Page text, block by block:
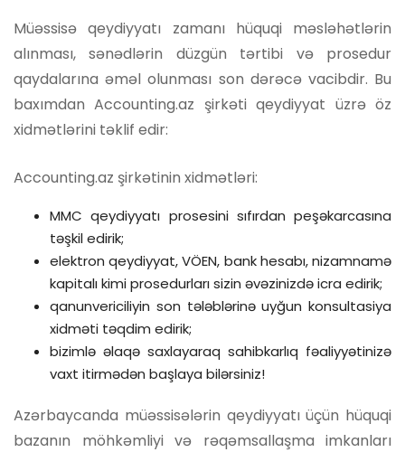
Müəssisə qeydiyyatı zamanı hüquqi məsləhətlərin
alınması, sənədlərin düzgün tərtibi və prosedur
qaydalarına əməl olunması son dərəcə vacibdir. Bu
baxımdan Accounting.az şirkəti qeydiyyat üzrə öz
xidmətlərini təklif edir:
Accounting.az şirkətinin xidmətləri:
MMC qeydiyyatı prosesini sıfırdan peşəkarcasına
təşkil edirik;
elektron qeydiyyat, VÖEN, bank hesabı, nizamnamə
kapitalı kimi prosedurları sizin əvəzinizdə icra edirik;
qanunvericiliyin son tələblərinə uyğun konsultasiya
xidməti təqdim edirik;
bizimlə əlaqə saxlayaraq sahibkarlıq fəaliyyətinizə
vaxt itirmədən başlaya bilərsiniz!
Azərbaycanda müəssisələrin qeydiyyatı üçün hüquqi
bazanın möhkəmliyi və rəqəmsallaşma imkanları